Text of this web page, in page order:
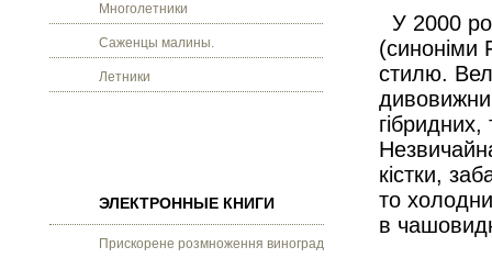
Многолетники
Саженцы малины.
Летники
ЭЛЕКТРОННЫЕ КНИГИ
Прискорене розмноження винограду.
У 2000
(синоніми
стилю.
гібридних,
кістки,
то
в